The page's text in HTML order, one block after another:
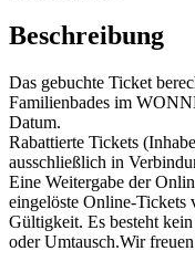
Beschreibung
Das gebuchte Ticket
Familienbades im
Datum.
Rabattierte Tickets
ausschließlich in
Eine Weitergabe der
eingelöste Online-Tickets
Gültigkeit. Es besteht
oder Umtausch.Wir